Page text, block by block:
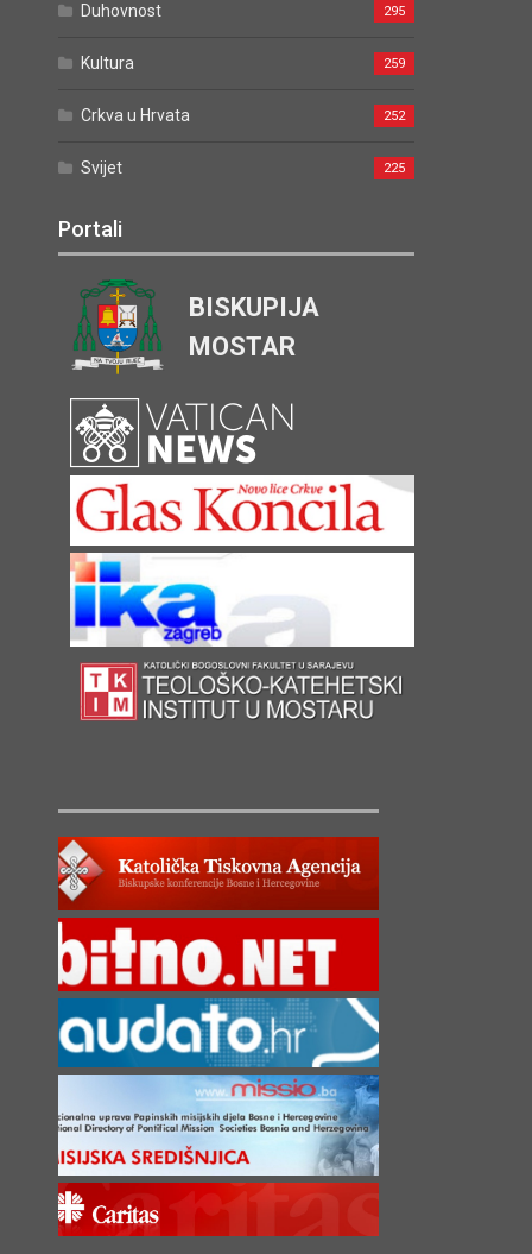
Duhovnost 295
Kultura 259
Crkva u Hrvata 252
Svijet 225
Portali
BISKUPIJA
MOSTAR